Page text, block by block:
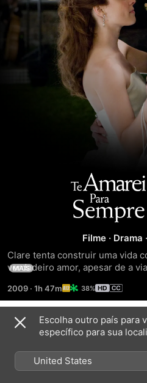
Te
Amarei
Para
Filme · Drama ·
Clare tenta construir uma vida
verdadeiro amor, apesar de a
reencontrarão.
MAIS
2009 · 1h 47m 38%
Trailers
Escolha outro país para
específico para sua
United States